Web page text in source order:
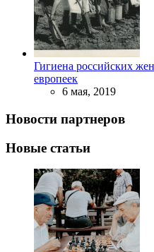
Гигиена российских
европеек
6 мая, 2019
Новости партнеров
Новые статьи